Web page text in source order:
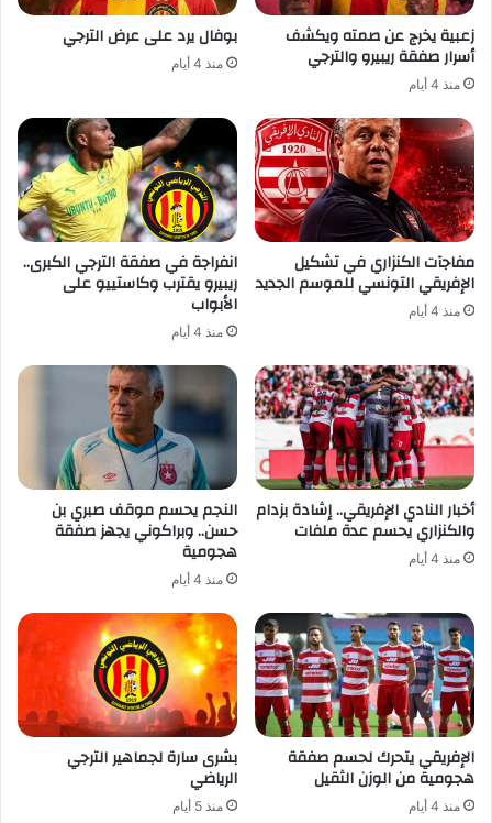
زعبية يخرج عن صمته ويكشف
أسرار صفقة ريبيرو والترجي
منذ 4 أيام
بوفال يرد على عرض الترجي
منذ 4 أيام
مفاجآت الكنزاري في تشكيل
الإفريقي التونسي للموسم الجديد
منذ 4 أيام
انفراجة في صفقة الترجي الكبرى..
ريبيرو يقترب وكاستييو على
الأبواب
منذ 4 أيام
أخبار النادي الإفريقي.. إشادة بزدام
والكنزاري يحسم عدة ملفات
منذ 4 أيام
النجم يحسم موقف صبري بن
حسن.. وبراكوني يجهز صفقة
هجومية
منذ 4 أيام
الإفريقي يتحرك لحسم صفقة
هجومية من الوزن الثقيل
منذ 4 أيام
بشرى سارة لجماهير الترجي
الرياضي
منذ 5 أيام